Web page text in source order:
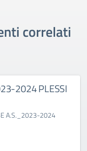
correlati
2024 PLESSI
A.S._2023-2024